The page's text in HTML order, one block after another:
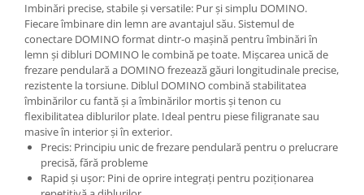
Imbinări precise, stabile şi versatile: Pur şi simplu DOMINO.
Fiecare îmbinare din lemn are avantajul său. Sistemul de
conectare DOMINO format dintr-o maşină pentru îmbinări în
lemn şi dibluri DOMINO le combină pe toate. Mişcarea unică de
frezare pendulară a DOMINO frezează găuri longitudinale precise,
rezistente la torsiune. Diblul DOMINO combină stabilitatea
îmbinărilor cu fantă şi a îmbinărilor mortis şi tenon cu
flexibilitatea diblurilor plate. Ideal pentru piese filigranate sau
masive în interior şi în exterior.
Precis: Principiu unic de frezare pendulară pentru o prelucrare
precisă, fără probleme
Rapid şi uşor: Pini de oprire integraţi pentru poziţionarea